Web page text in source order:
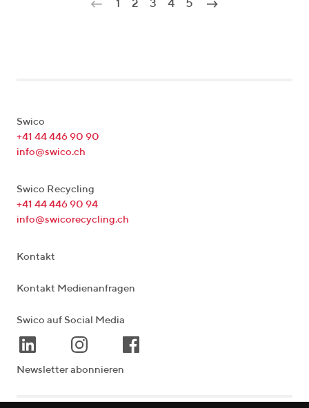
1 2 3 4 5
Swico
+41 44 446 90 90
info@swico.ch
Swico Recycling
+41 44 446 90 94
info@swicorecycling.ch
Kontakt
Kontakt Medienanfragen
Swico auf Social Media
Newsletter abonnieren